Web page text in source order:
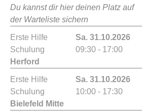
Du kannst dir hier deinen Platz auf
der Warteliste sichern
Erste Hilfe
Schulung
Herford
Sa. 31.10.2026
09:30 - 17:00
Erste Hilfe
Schulung
Bielefeld Mitte
Sa. 31.10.2026
10:00 - 17:30